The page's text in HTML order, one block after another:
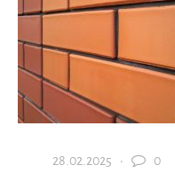
28.02.2025 · 0